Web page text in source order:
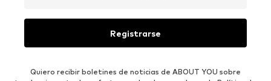
Registrarse
Quiero recibir boletines de noticias de ABOUT YOU sobre